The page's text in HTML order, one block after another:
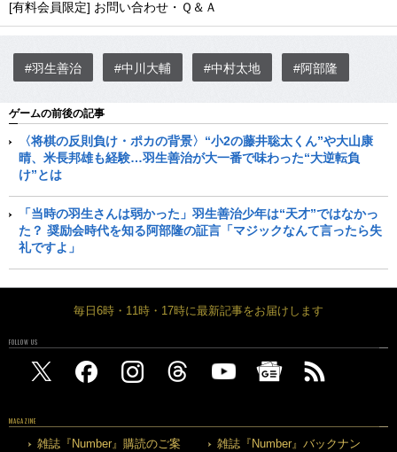
[有料会員限定] お問い合わせ・Ｑ＆Ａ
#羽生善治 #中川大輔 #中村太地 #阿部隆
ゲームの前後の記事
〈将棋の反則負け・ポカの背景〉“小2の藤井聡太くん”や大山康
晴、米長邦雄も経験…羽生善治が大一番で味わった“大逆転負
け”とは
「当時の羽生さんは弱かった」羽生善治少年は“天才”ではなかっ
た？ 奨励会時代を知る阿部隆の証言「マジックなんて言ったら失
礼ですよ」
毎日6時・11時・17時に最新記事をお届けします
FOLLOW US
MAGAZINE
雑誌『Number』購読のご案
雑誌『Number』バックナン